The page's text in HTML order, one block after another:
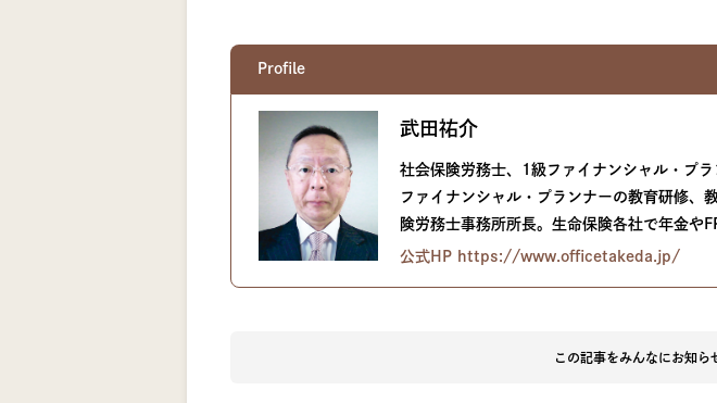
Profile
武田祐介
社会保険労務士、1級ファイナンシャル・プ
ファイナンシャル・プランナーの教育研修、
険労務士事務所所長。生命保険各社で年金や
公式HP https://www.officetakeda.jp/
この記事をみんなにお知ら